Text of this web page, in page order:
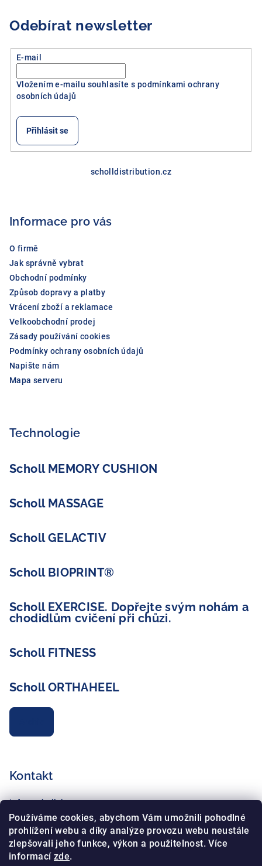
Používáme cookies, abychom Vám umožnili pohodlné
prohlížení webu a díky analýze provozu webu neustále
zlepšovali jeho funkce, výkon a použitelnost. Více
informacízde.
Odebírat newsletter
E-mail
Vložením e-mailu souhlasíte s podmínkami ochrany
osobních údajů
Přihlásit se
scholldistribution.cz
Informace pro vás
O firmě
Jak správně vybrat
Obchodní podmínky
Způsob dopravy a platby
Vrácení zboží a reklamace
Velkoobchodní prodej
Zásady používání cookies
Podmínky ochrany osobních údajů
Napište nám
Mapa serveru
Technologie
Scholl MEMORY CUSHION
Scholl MASSAGE
Scholl GELACTIV
Scholl BIOPRINT®
Scholl EXERCISE. Dopřejte svým nohám a
chodidlům cvičení při chůzi.
Scholl FITNESS
Scholl ORTHAHEEL
Kontakt
info@schollshop.cz
+420 725 172 135
+420 734 765 321